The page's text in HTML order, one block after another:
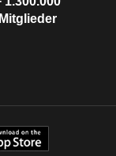
Mitglieder